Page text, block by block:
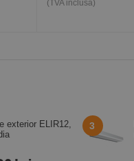
(TVA inclusa)
exterior ELIR12,
3